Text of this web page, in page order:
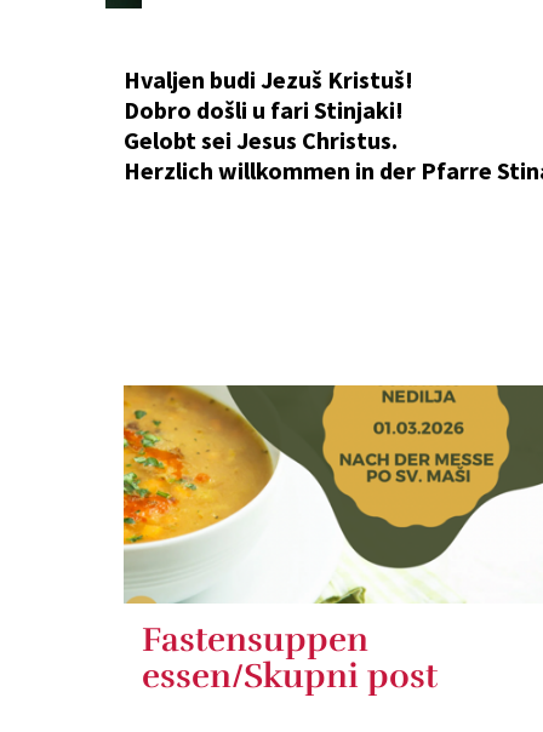
Hvaljen budi Jezuš Kristuš!
Dobro došli u fari Stinjaki!
Gelobt sei Jesus Christus.
Herzlich willkommen in der Pfarre
Fastensuppen
essen/Skupni post